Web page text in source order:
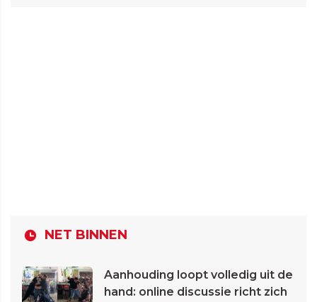
NET BINNEN
Aanhouding loopt volledig uit de
hand: online discussie richt zich